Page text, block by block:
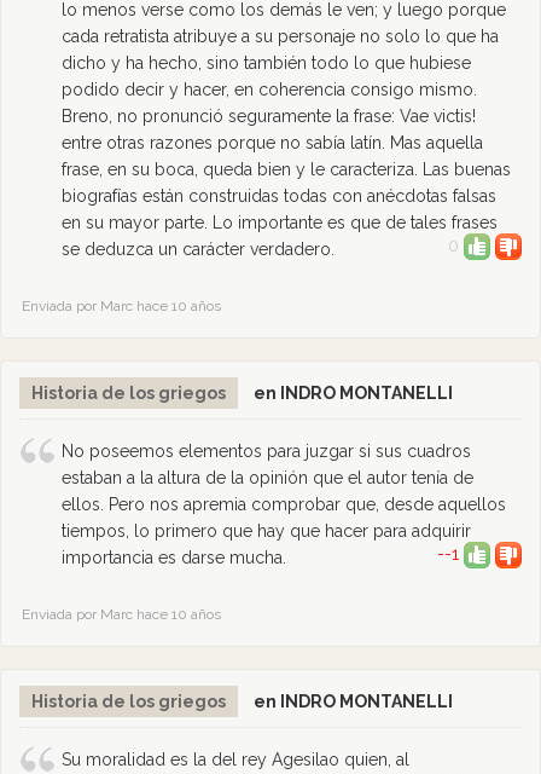
lo menos verse como los demás le ven; y luego porque
cada retratista atribuye a su personaje no solo lo que ha
dicho y ha hecho, sino también todo lo que hubiese
podido decir y hacer, en coherencia consigo mismo.
Breno, no pronunció seguramente la frase: Vae victis!
entre otras razones porque no sabía latín. Mas aquella
frase, en su boca, queda bien y le caracteriza. Las buenas
biografías están construidas todas con anécdotas falsas
en su mayor parte. Lo importante es que de tales frases
se deduzca un carácter verdadero.
0
Enviada por Marc hace 10 años
Historia de los griegos en INDRO MONTANELLI
No poseemos elementos para juzgar si sus cuadros
estaban a la altura de la opinión que el autor tenía de
ellos. Pero nos apremia comprobar que, desde aquellos
tiempos, lo primero que hay que hacer para adquirir
importancia es darse mucha.
--1
Enviada por Marc hace 10 años
Historia de los griegos en INDRO MONTANELLI
Su moralidad es la del rey Agesilao quien, al